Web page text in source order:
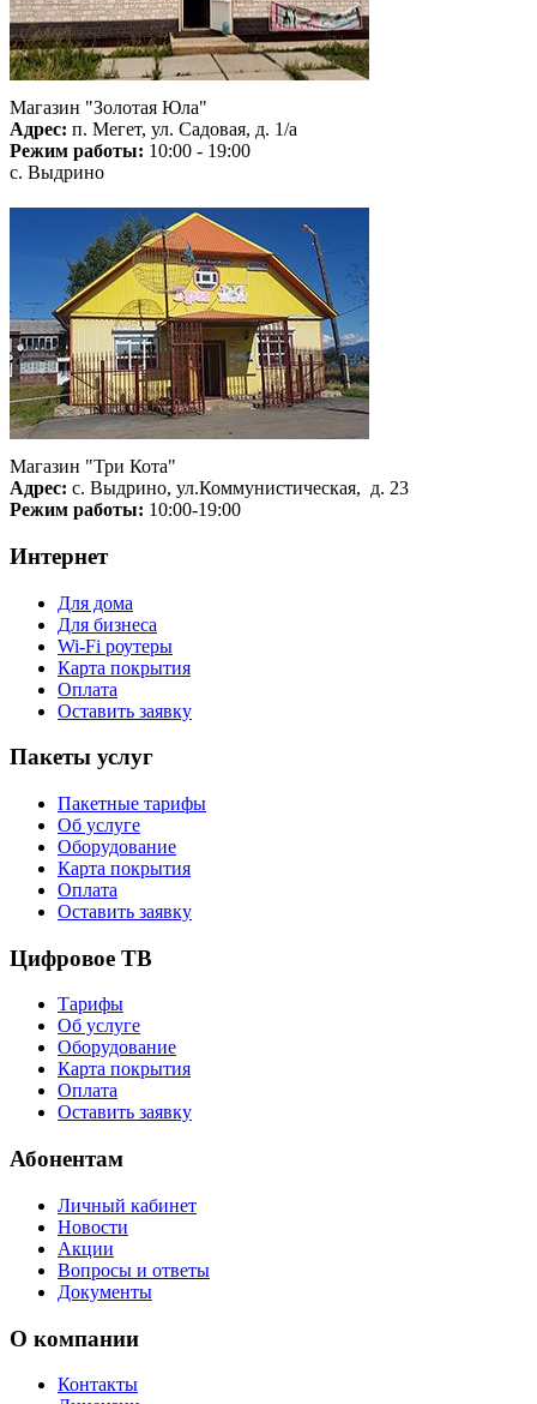
Магазин "Золотая Юла"
Адрес: п. Мегет, ул. Садовая, д. 1/а
Режим работы: 10:00 - 19:00
с. Выдрино
Магазин "Три Кота"
Адрес: с. Выдрино, ул.Коммунистическая, д. 23
Режим работы: 10:00-19:00
Интернет
Для дома
Для бизнеса
Wi-Fi роутеры
Карта покрытия
Оплата
Оставить заявку
Пакеты услуг
Пакетные тарифы
Об услуге
Оборудование
Карта покрытия
Оплата
Оставить заявку
Цифровое ТВ
Тарифы
Об услуге
Оборудование
Карта покрытия
Оплата
Оставить заявку
Абонентам
Личный кабинет
Новости
Акции
Вопросы и ответы
Документы
О компании
Контакты